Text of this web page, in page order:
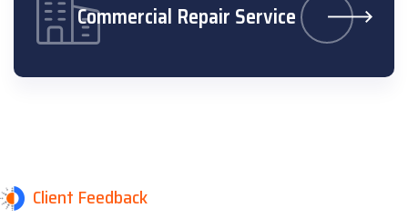
Commercial Repair Service
Client Feedback